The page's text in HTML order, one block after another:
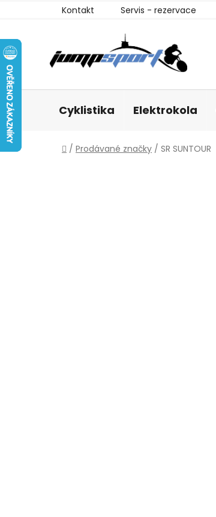
Kontakt Servis - rezervace
Cyklistika Elektrokola
Domů
/ Prodávané značky / SR SUNTOUR